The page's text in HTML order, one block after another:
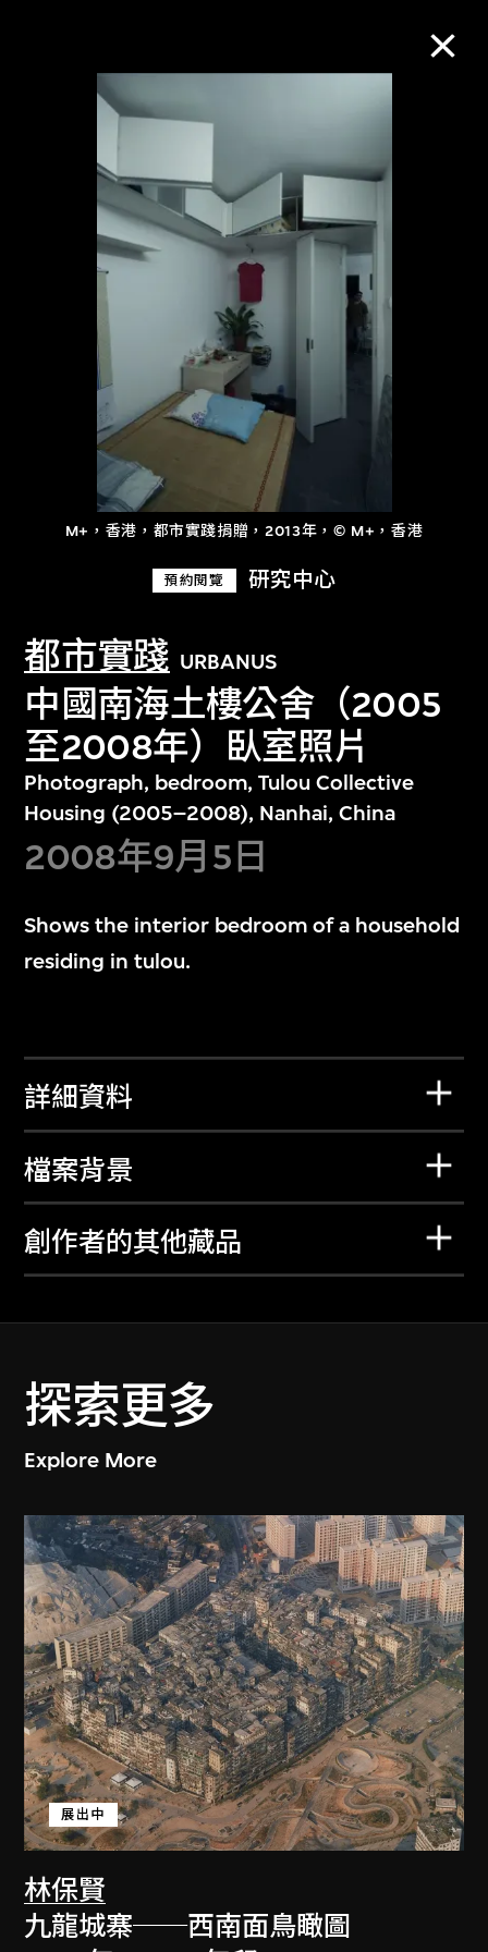
M+，香港，都市實踐捐贈，2013年，© M+，香港
預約閱覽 研究中心
都市實踐 URBANUS
中國南海土樓公舍（2005
至2008年）臥室照片
Photograph, bedroom, Tulou Collective
Housing (2005–2008), Nanhai, China
2008年9月5日
Shows the interior bedroom of a household
residing in tulou.
詳細資料
檔案背景
創作者的其他藏品
探索更多
Explore More
林保賢
展出中
九龍城寨──西南面鳥瞰圖
M+藏品
進一步篩選
關於M+藏品
探索世界頂級的二十及二十一世紀視覺
文化藏品。